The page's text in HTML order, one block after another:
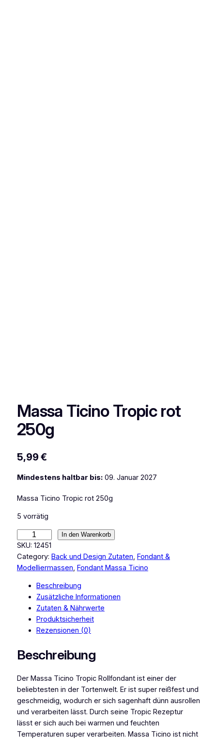
Massa Ticino Tropic rot
250g
5,99 €
Mindestens haltbar bis:09. Januar 2027
Massa Ticino Tropic rot 250g
5 vorrätig
a
s
s
T
o
p
i
c
r
o
In den Warenkorb
SKU: 12451
Category: Back und Design Zutaten, Fondant &
Modelliermassen, Fondant Massa Ticino
Beschreibung
Zusätzliche Informationen
Zutaten & Nährwerte
Produktsicherheit
Rezensionen (0)
Beschreibung
Der Massa Ticino Tropic Rollfondant ist einer der
beliebtesten in der Tortenwelt. Er ist super reißfest und
geschmeidig, wodurch er sich sagenhaft dünn ausrollen
und verarbeiten lässt. Durch seine Tropic Rezeptur
lässt er sich auch bei warmen und feuchten
Temperaturen super verarbeiten. Massa Ticino ist nicht